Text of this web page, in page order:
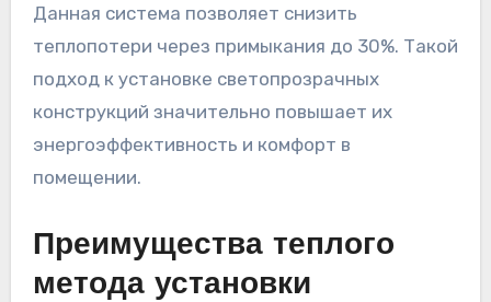
Данная система позволяет снизить
теплопотери через примыкания до 30%. Такой
подход к установке светопрозрачных
конструкций значительно повышает их
энергоэффективность и комфорт в
помещении.
Преимущества теплого
метода установки